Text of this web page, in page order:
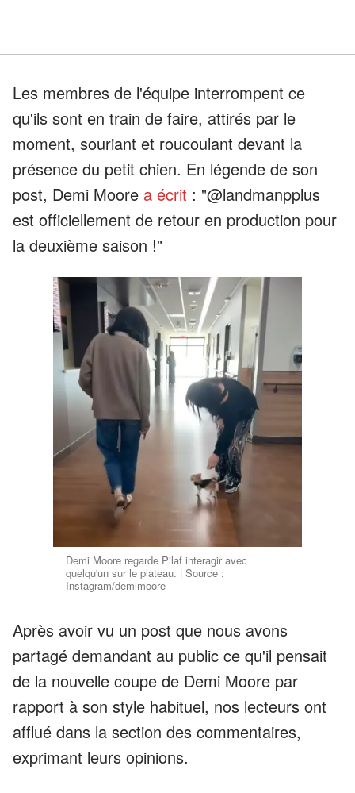
Les membres de l'équipe interrompent ce
qu'ils sont en train de faire, attirés par le
moment, souriant et roucoulant devant la
présence du petit chien. En légende de son
post, Demi Moore a écrit : "@landmanpplus
est officiellement de retour en production pour
la deuxième saison !"
Demi Moore regarde Pilaf interagir avec
quelqu'un sur le plateau. | Source :
Instagram/demimoore
Après avoir vu un post que nous avons
partagé demandant au public ce qu'il pensait
de la nouvelle coupe de Demi Moore par
rapport à son style habituel, nos lecteurs ont
afflué dans la section des commentaires,
exprimant leurs opinions.